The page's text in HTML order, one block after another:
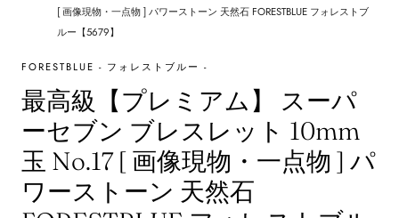
[ 画像現物・一点物 ] パワーストーン 天然石 FORESTBLUE フォレストブ
ルー【5679】
FORESTBLUE - フォレストブルー -
最高級【プレミアム】 スーパ
ーセブン ブレスレット 10mm
玉 No.17 [ 画像現物・一点物 ] パ
ワーストーン 天然石